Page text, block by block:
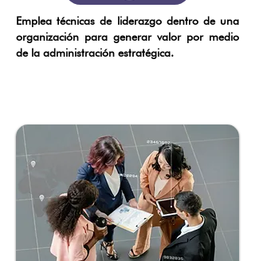
Emplea técnicas de liderazgo dentro de una
organización para generar valor por medio
de la administración estratégica.